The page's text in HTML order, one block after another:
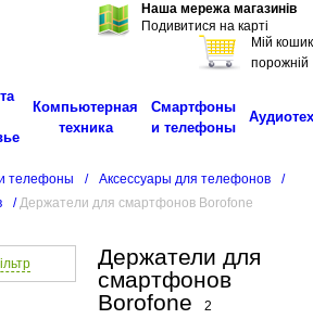
Наша мережа магазинів
Подивитися на карті
Мій кошик
порожній
Компьютерная
техника
Смартфоны
и телефоны
телефоны / Аксессуары для телефонов
/
/ Держатели для смартфонов Borofone
Держатели для
смартфонов
Borofone
2